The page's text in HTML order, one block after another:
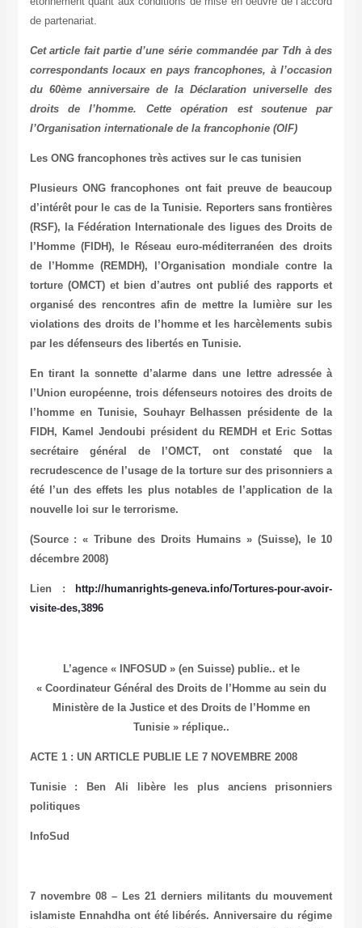
de partenariat.
Cet article fait partie d’une série commandée par Tdh à des
correspondants locaux en pays francophones, à l’occasion
du 60ème anniversaire de la Déclaration universelle des
droits de l’homme. Cette opération est soutenue par
l’Organisation internationale de la francophonie (OIF)
Les ONG francophones très actives sur le cas tunisien
Plusieurs ONG francophones ont fait preuve de beaucoup
d’intérêt pour le cas de la Tunisie. Reporters sans frontières
(RSF), la Fédération Internationale des ligues des Droits de
l’Homme (FIDH), le Réseau euro-méditerranéen des droits
de l’Homme (REMDH), l’Organisation mondiale contre la
torture (OMCT) et bien d’autres ont publié des rapports et
organisé des rencontres afin de mettre la lumière sur les
violations des droits de l’homme et les harcèlements subis
par les défenseurs des libertés en Tunisie.
En tirant la sonnette d’alarme dans une lettre adressée à
l’Union européenne, trois défenseurs notoires des droits de
l’homme en Tunisie, Souhayr Belhassen présidente de la
FIDH, Kamel Jendoubi président du REMDH et Eric Sottas
secrétaire général de l’OMCT, ont constaté que la
recrudescence de l’usage de la torture sur des prisonniers a
été l’un des effets les plus notables de l’application de la
nouvelle loi sur le terrorisme.
(Source : « Tribune des Droits Humains » (Suisse), le 10
décembre 2008)
Lien :
http://humanrights-geneva.info/Tortures-pour-avoir-
visite-des,3896
L’agence « INFOSUD » (en Suisse) publie.. et le
« Coordinateur Général des Droits de l’Homme au sein du
Ministère de la Justice et des Droits de l’Homme en
Tunisie » réplique..
ACTE 1 : UN ARTICLE PUBLIE LE 7 NOVEMBRE 2008
Tunisie : Ben Ali libère les plus anciens prisonniers
politiques
InfoSud
7 novembre 08 – Les 21 derniers militants du mouvement
islamiste Ennahdha ont été libérés. Anniversaire du régime